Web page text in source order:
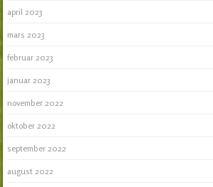
april 2023
mars 2023
februar 2023
januar 2023
november 2022
oktober 2022
september 2022
august 2022